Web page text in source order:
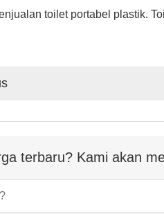
toilet portabel plastik.
terbaru? Kami akan